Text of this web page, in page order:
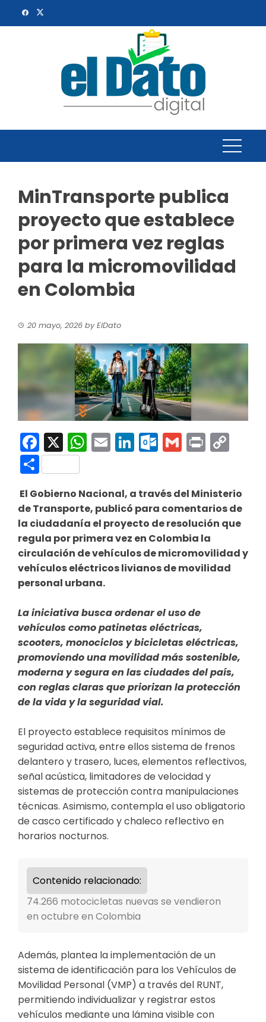
MinTransporte publica
proyecto que establece
por primera vez reglas
para la micromovilidad
en Colombia
20 mayo, 2026 byElDato
Facebook
X WhatsApp
EmailLinkedInGmail
Print
Compartir
El Gobierno Nacional, a través del Ministerio
de Transporte, publicó para comentarios de
la ciudadanía el proyecto de resolución que
regula por primera vez en Colombia la
circulación de vehículos de micromovilidad y
vehículos eléctricos livianos de movilidad
personal urbana.
La iniciativa busca ordenar el uso de
vehículos como patinetas eléctricas,
scooters, monociclos y bicicletas eléctricas,
promoviendo una movilidad más sostenible,
moderna y segura en las ciudades del país,
con reglas claras que priorizan la protección
de la vida y la seguridad vial.
El proyecto establece requisitos mínimos de
seguridad activa, entre ellos sistema de frenos
delantero y trasero, luces, elementos reflectivos,
señal acústica, limitadores de velocidad y
sistemas de protección contra manipulaciones
técnicas. Asimismo, contempla el uso obligatorio
de casco certificado y chaleco reflectivo en
horarios nocturnos.
Contenido relacionado:
74.266 motocicletas nuevas se vendieron
en octubre en Colombia
Además, plantea la implementación de un
sistema de identificación para los Vehículos de
Movilidad Personal (VMP) a través del RUNT,
permitiendo individualizar y registrar estos
vehículos mediante una lámina visible con